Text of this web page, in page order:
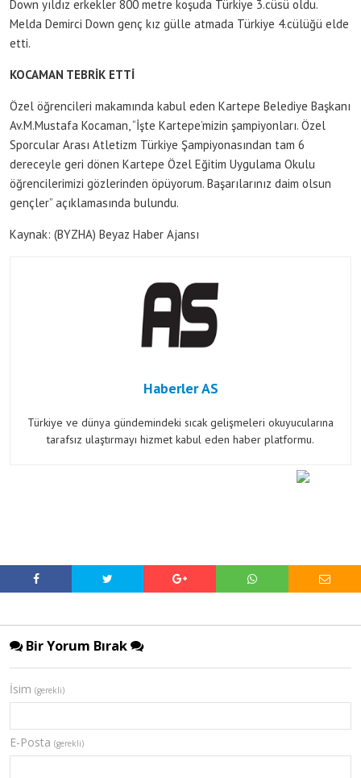
Down yıldız erkekler 800 metre koşuda Türkiye 3.cüsü oldu.
Melda Demirci Down genç kız gülle atmada Türkiye 4.cülüğü elde
etti.
KOCAMAN TEBRİK ETTİ
Özel öğrencileri makamında kabul eden Kartepe Belediye Başkanı
Av.M.Mustafa Kocaman, “İşte Kartepe’mizin şampiyonları. Özel
Sporcular Arası Atletizm Türkiye Şampiyonasından tam 6
dereceyle geri dönen Kartepe Özel Eğitim Uygulama Okulu
öğrencilerimizi gözlerinden öpüyorum. Başarılarınız daim olsun
gençler” açıklamasında bulundu.
Kaynak: (BYZHA) Beyaz Haber Ajansı
Haberler AS
Türkiye ve dünya gündemindeki sıcak gelişmeleri okuyucularına
tarafsız ulaştırmayı hizmet kabul eden haber platformu.
Bir Yorum Bırak
İsim (gerekli)
E-Posta (gerekli)